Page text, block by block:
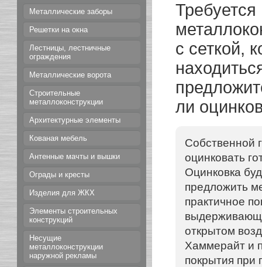
Металлические заборы
Решетки на окна
Лестницы, лестничные
ограждения
Металлические ворота
Строительные
металлоконструкции
Архитектурные элементы
Кованая мебель
Антенные мачты и вышки
Ограды и кресты
Изделия для ЖКХ
Элементы строительных
конструкций
Несущие
металлоконструкции
наружной рекламы
с сеткой,
ли
Собственной
оцинковать
Оцинковка
предложить
практичное
открытом
Хаммерайт и
покрытия при